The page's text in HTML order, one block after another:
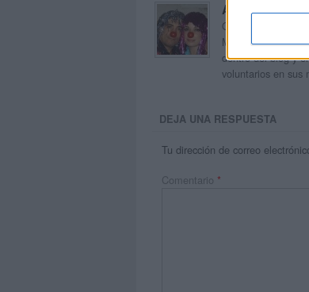
Acerca de
Orientación
Maribel, que
dentro del blog y
voluntarios en sus
DEJA UNA RESPUESTA
Tu dirección de correo
Comentario *